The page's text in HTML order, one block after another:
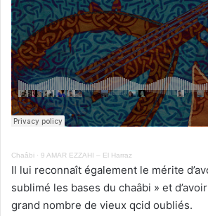
Chaâbi · 9 AMAR EZZAHI – El Harraz
Il lui reconnaît également le mérite
sublimé les bases du chaâbi » et
grand nombre de vieux qcid oubliés.